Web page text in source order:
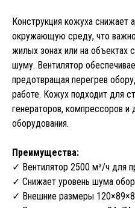
Конструкция кожуха снижает
окружающую среду, что важно
жилых зонах или на объектах
шуму. Вентилятор
предотвращая перегрев
работе. Кожух подходит для
генераторов, компрессоров и
оборудования.
Преимущества:
✓ Вентилятор 2500 м³/ч для
✓ Снижает уровень шума
✓ Внешние размеры